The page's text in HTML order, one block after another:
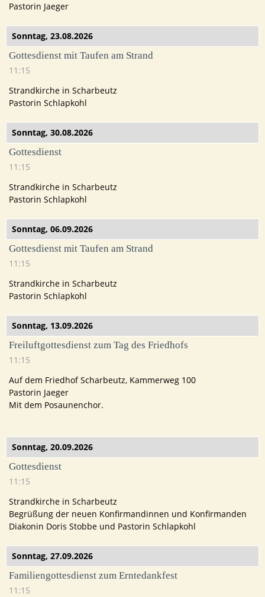
Pastorin Jaeger
Sonntag, 23.08.2026
Gottesdienst mit Taufen am Strand
11:15
Strandkirche in Scharbeutz
Pastorin Schlapkohl
Sonntag, 30.08.2026
Gottesdienst
11:15
Strandkirche in Scharbeutz
Pastorin Schlapkohl
Sonntag, 06.09.2026
Gottesdienst mit Taufen am Strand
11:15
Strandkirche in Scharbeutz
Pastorin Schlapkohl
Sonntag, 13.09.2026
Freiluftgottesdienst zum Tag des Friedhofs
11:15
Auf dem Friedhof Scharbeutz, Kammerweg 100
Pastorin Jaeger
Mit dem Posaunenchor.
Sonntag, 20.09.2026
Gottesdienst
11:15
Strandkirche in Scharbeutz
Begrüßung der neuen Konfirmandinnen und Konfirmanden
Diakonin Doris Stobbe und Pastorin Schlapkohl
Sonntag, 27.09.2026
Familiengottesdienst zum Erntedankfest
11:15